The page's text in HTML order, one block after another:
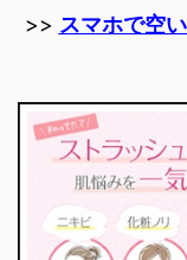
>> スマホで空